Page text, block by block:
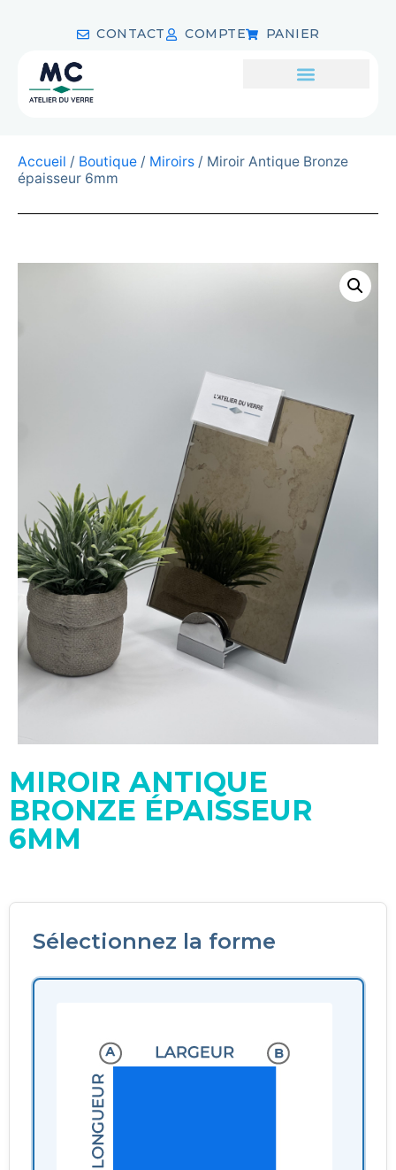
CONTACT COMPTE PANIER
Accueil / Boutique / Miroirs / Miroir Antique Bronze
épaisseur 6mm
MIROIR ANTIQUE
BRONZE ÉPAISSEUR
6MM
Sélectionnez la forme